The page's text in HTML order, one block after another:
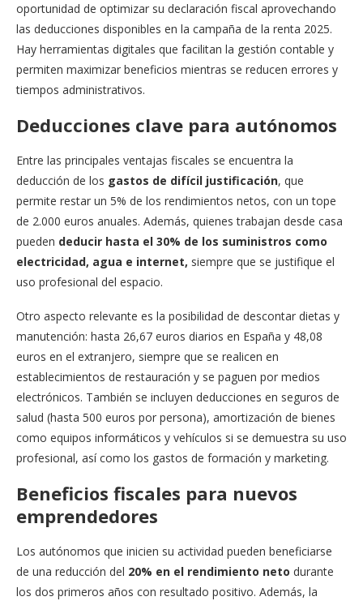
oportunidad de optimizar su declaración fiscal aprovechando
las deducciones disponibles en la campaña de la renta 2025.
Hay herramientas digitales que facilitan la gestión contable y
permiten maximizar beneficios mientras se reducen errores y
tiempos administrativos.
Deducciones clave para autónomos
Entre las principales ventajas fiscales se encuentra la
deducción de los gastos de difícil justificación, que
permite restar un 5% de los rendimientos netos, con un tope
de 2.000 euros anuales. Además, quienes trabajan desde casa
pueden deducir hasta el 30% de los suministros como
electricidad, agua e internet, siempre que se justifique el
uso profesional del espacio.
Otro aspecto relevante es la posibilidad de descontar dietas y
manutención: hasta 26,67 euros diarios en España y 48,08
euros en el extranjero, siempre que se realicen en
establecimientos de restauración y se paguen por medios
electrónicos. También se incluyen deducciones en seguros de
salud (hasta 500 euros por persona), amortización de bienes
como equipos informáticos y vehículos si se demuestra su uso
profesional, así como los gastos de formación y marketing.
Beneficios fiscales para nuevos
emprendedores
Los autónomos que inicien su actividad pueden beneficiarse
de una reducción del 20% en el rendimiento neto durante
los dos primeros años con resultado positivo. Además, la